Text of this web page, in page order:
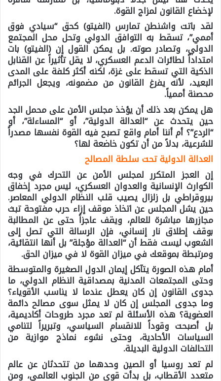
لإخضاع القانون لمزاج القوة.
لقد باتت واشنطن تمارس (الفيتو) كحق “سيادي فوق
أممي”، تسقط به التوافق الدولي وتحل محل المجتمع
الدولي، وتصادر صوته. بل يمكن القول إن (الفيتو) بات
امتداداً لطائرات الدعم العسكري، لا يقل تأثيراً عن القنابل
الذكية التي تسقط على غزة، لكنه أكثر كلفة على المدى
البعيد، لأنه يفرغ القانون من مضمونه، ويجعل الجرائم
محصنة أممياً.
هل يمكن بعد ذلك أن يؤخذ مجلس الأمن على محمل الجد
حين يتحدث عن “العدالة الدولية”، أو “المساءلة”، أو
“الردع”؟ أم أننا أمام واقع تصبح فيه القوة نفسها مصدراً
للشرعية، بدلاً من أن تكون خاضعة لها؟
العدالة الدولية تحت سلطة المصالح
إن العجز المتكرر لمجلس الأمن عن التحرك في وجه
الكوارث الإنسانية والعدوان العسكري، ليس مجرد إخفاق
بيروقراطي بل زلزال يصيب قلب النظام الدولي المعاصر.
حين يشل المجلس عن اتخاذ موقف إزاء حرب مفتوحة تبث
مجازرها مباشرة للعالم، ويقف عاجزاً حتى عن المطالبة
بوقف إطلاق نار إنساني، فإن الرسالة التي تصل إلى
الشعوب ليست فقط أن “العدالة مؤجلة” بل أنها انتقائية،
ومرتبطة بموقعك في ميزان القوة لا في ميزان الحق.
أمام هذه الصورة يتآكل إيمان الدول الصغيرة والمتوسطة
وحتى المجتمعات المدنية بمصداقية النظام الدولي، ما
جدوى القانون إن كان يعطل عندما لا يناسب الأقوياء؟
وما جدوى المجلس إن كان لا يمثل سوى مصالح دائمة
العضوية؟ هذه الأسئلة لم تعد مجرد طروحات أكاديمية،
بل أصبحت وقوداً للانقسام السياسي، وتبريراً لتنامي
السياسات الأحادية، وحتى نشوء نماذج موازية من
التحالفات الدولية البديلة.
لم تعد روسيا أو الصين وحدهما من تتحدثان عن عالم
متعدد الأقطاب، بل بدأت قوى من الجنوب العالمي، ومن